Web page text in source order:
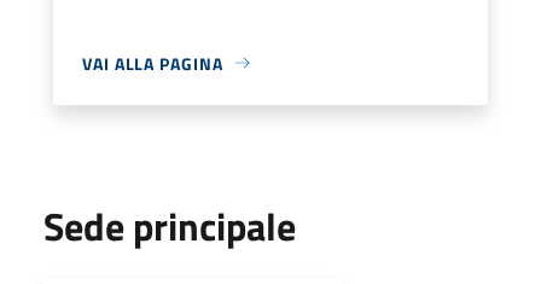
VAI ALLA PAGINA
Sede principale